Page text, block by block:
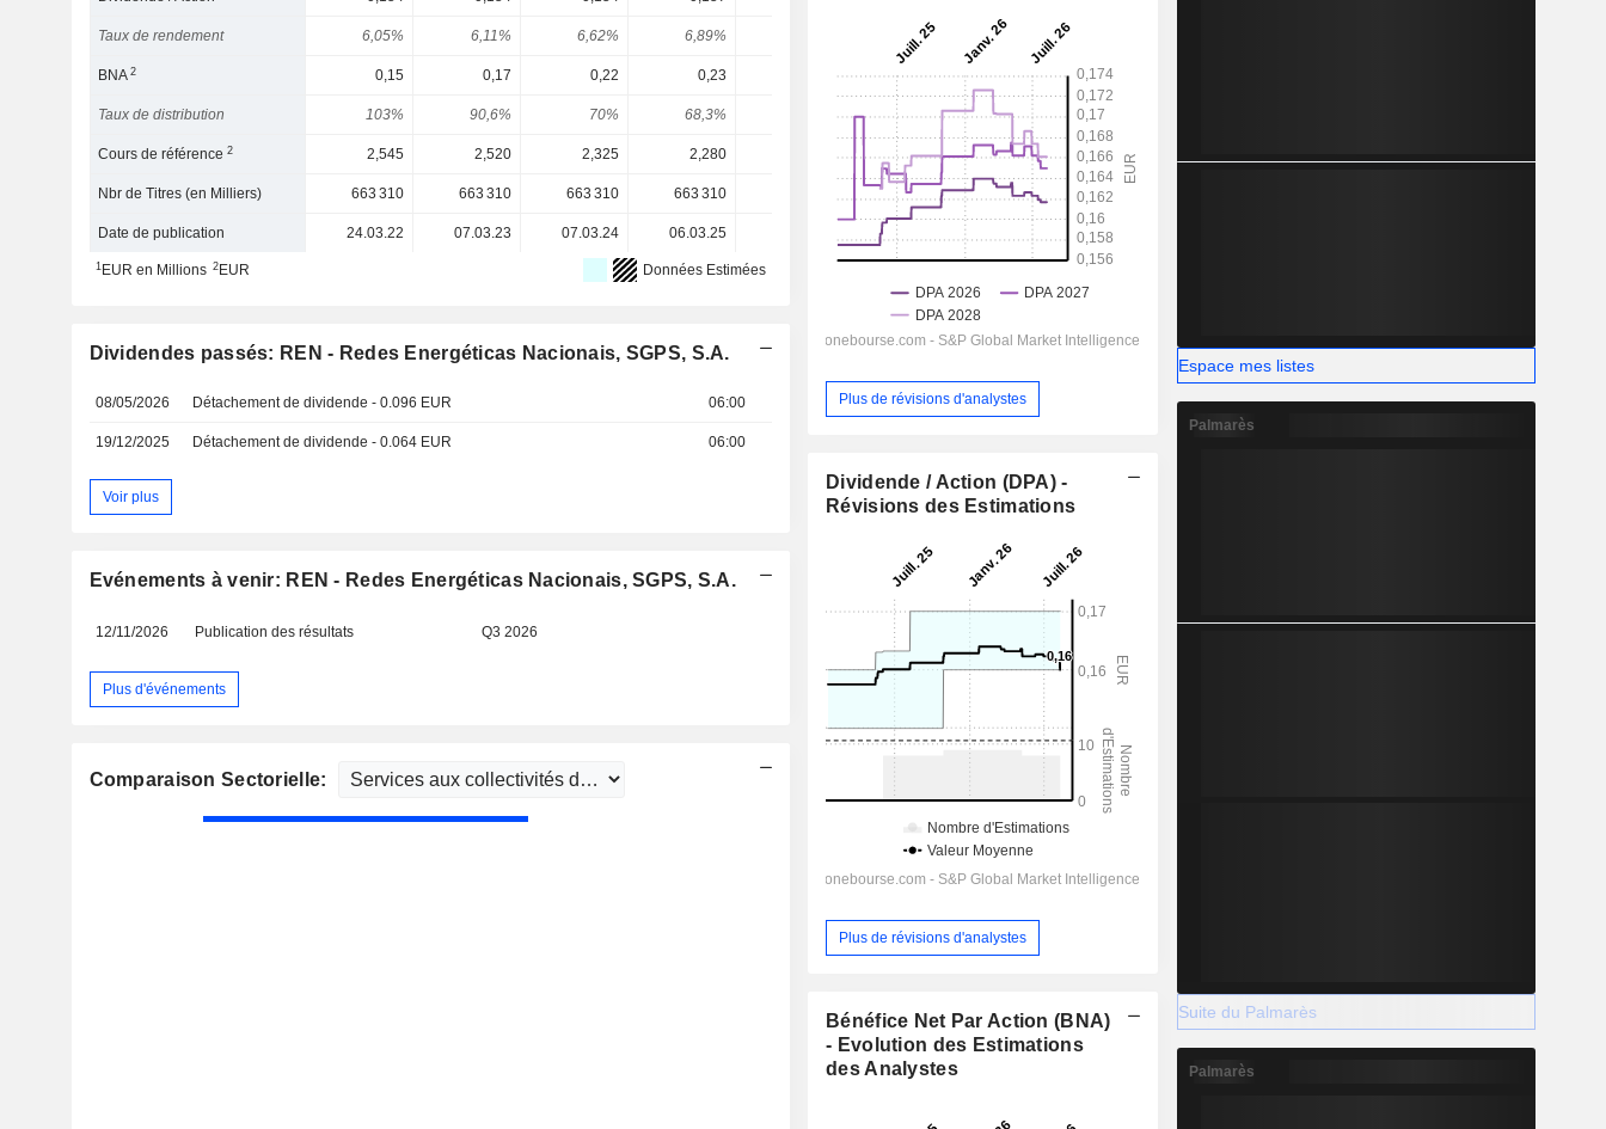
Taux de rendement 6,05% 6,11% 6,62% 6,89% 4,58% 4,67%
BNA2 0,15 0,17 0,22 0,23 0,2525 0,2396 0,2281
Taux de distribution 103% 90,6% 70% 68,3% 64% 68,9%
Cours de référence2 2,545 2,520 2,325 2,280 3,530 3,530 3,530
Nbr de Titres (en Milliers) 663 310 663 310 663 310 663 310 663 310
Date de publication 24.03.22 07.03.23 07.03.24 06.03.25
1EUR en Millions 2EUR Données Estimées
Dividendes passés: REN - Redes Energéticas Nacionais, SGPS, S.A.
08/05/2026 Détachement de dividende - 0.096 EUR 06:00
19/12/2025 Détachement de dividende - 0.064 EUR 06:00
Voir plus
Evénements à venir: REN - Redes Energéticas Nacionais, SGPS, S.A.
12/11/2026 Publication des résultats Q3 2026
Plus d'événements
Comparaison Sectorielle:
Plus de révisions d'analystes
Dividende / Action (DPA) -
Révisions des Estimations
Plus de révisions d'analystes
Bénéfice Net Par Action (BNA)
- Evolution des Estimations
des Analystes
Espace mes listes
Palmarès
Suite du Palmarès
Palmarès